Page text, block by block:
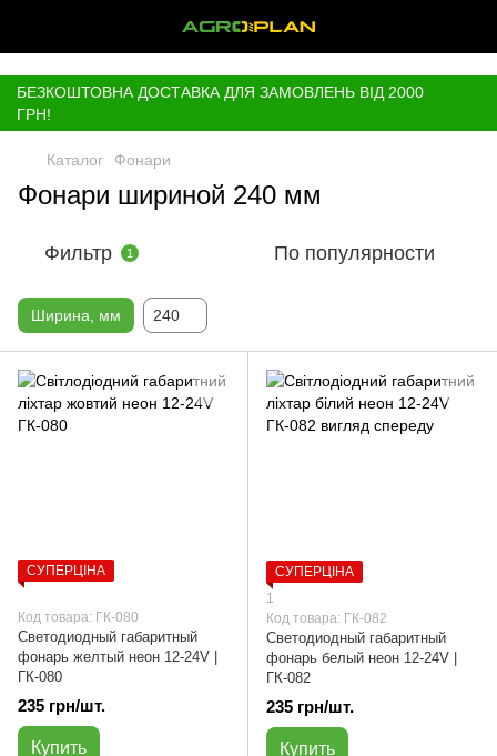
БЕЗКОШТОВНА ДОСТАВКА ДЛЯ ЗАМОВЛЕНЬ ВІД 2000
ГРН!
Каталог Фонари
Фонари шириной 240 мм
Фильтр 1 По популярности
Ширина, мм 240
СУПЕРЦІНА
Код товара: ГК-080
Светодиодный габаритный
фонарь желтый неон 12-24V |
ГК-080
235 грн/шт.
Купить
СУПЕРЦІНА
1
Код товара: ГК-082
Светодиодный габаритный
фонарь белый неон 12-24V |
ГК-082
235 грн/шт.
Купить